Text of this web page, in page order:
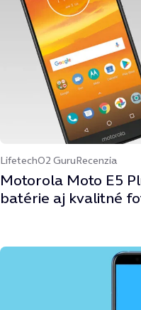
LifetechO2 GuruRecenzia
Motorola Moto E5
batérie aj kvalitné